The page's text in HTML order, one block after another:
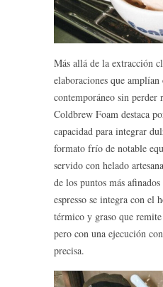
Más allá de la extracción
elaboraciones que
contemporáneo sin
Coldbrew Foam destaca
capacidad para integrar
formato frío de notable
servido con helado
de los puntos más
espresso se integra con el
térmico y graso que
pero con una ejecución
precisa.